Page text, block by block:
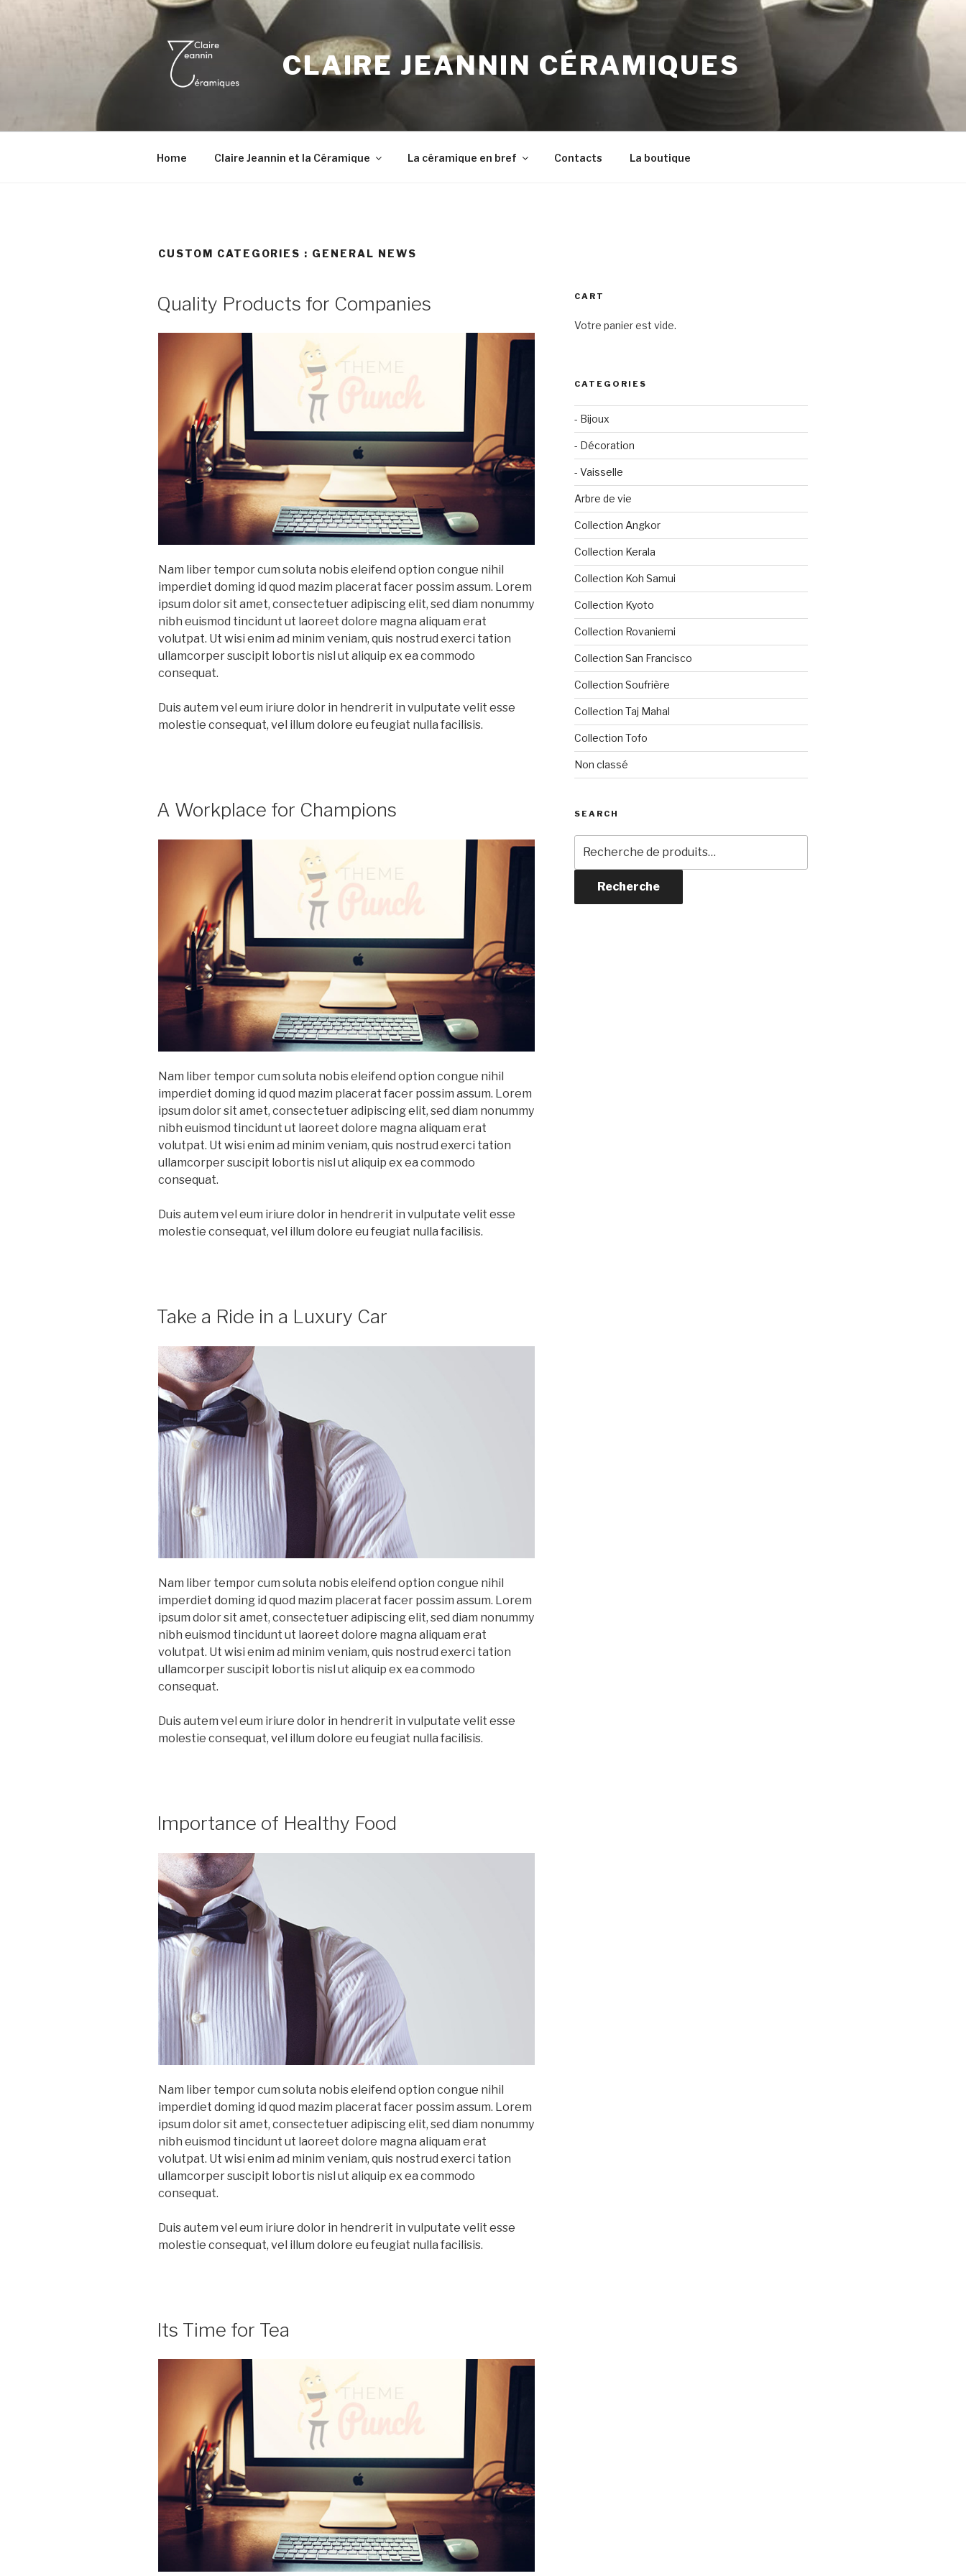
CLAIRE JEANNIN CÉRAMIQUES
Home Claire Jeannin et la Céramique La céramique en bref Contacts La boutique
CUSTOM CATEGORIES : GENERAL NEWS
Quality Products for Companies
Nam liber tempor cum soluta nobis eleifend option congue nihil
imperdiet doming id quod mazim placerat facer possim assum. Lorem
ipsum dolor sit amet, consectetuer adipiscing elit, sed diam nonummy
nibh euismod tincidunt ut laoreet dolore magna aliquam erat
volutpat. Ut wisi enim ad minim veniam, quis nostrud exerci tation
ullamcorper suscipit lobortis nisl ut aliquip ex ea commodo
consequat.
Duis autem vel eum iriure dolor in hendrerit in vulputate velit esse
molestie consequat, vel illum dolore eu feugiat nulla facilisis.
A Workplace for Champions
Nam liber tempor cum soluta nobis eleifend option congue nihil
imperdiet doming id quod mazim placerat facer possim assum. Lorem
ipsum dolor sit amet, consectetuer adipiscing elit, sed diam nonummy
nibh euismod tincidunt ut laoreet dolore magna aliquam erat
volutpat. Ut wisi enim ad minim veniam, quis nostrud exerci tation
ullamcorper suscipit lobortis nisl ut aliquip ex ea commodo
consequat.
Duis autem vel eum iriure dolor in hendrerit in vulputate velit esse
molestie consequat, vel illum dolore eu feugiat nulla facilisis.
Take a Ride in a Luxury Car
Nam liber tempor cum soluta nobis eleifend option congue nihil
imperdiet doming id quod mazim placerat facer possim assum. Lorem
ipsum dolor sit amet, consectetuer adipiscing elit, sed diam nonummy
nibh euismod tincidunt ut laoreet dolore magna aliquam erat
volutpat. Ut wisi enim ad minim veniam, quis nostrud exerci tation
ullamcorper suscipit lobortis nisl ut aliquip ex ea commodo
consequat.
Duis autem vel eum iriure dolor in hendrerit in vulputate velit esse
molestie consequat, vel illum dolore eu feugiat nulla facilisis.
Importance of Healthy Food
Nam liber tempor cum soluta nobis eleifend option congue nihil
imperdiet doming id quod mazim placerat facer possim assum. Lorem
ipsum dolor sit amet, consectetuer adipiscing elit, sed diam nonummy
nibh euismod tincidunt ut laoreet dolore magna aliquam erat
volutpat. Ut wisi enim ad minim veniam, quis nostrud exerci tation
ullamcorper suscipit lobortis nisl ut aliquip ex ea commodo
consequat.
Duis autem vel eum iriure dolor in hendrerit in vulputate velit esse
molestie consequat, vel illum dolore eu feugiat nulla facilisis.
Its Time for Tea
CART
Votre panier est vide.
CATEGORIES
- Bijoux
- Décoration
- Vaisselle
Arbre de vie
Collection Angkor
Collection Kerala
Collection Koh Samui
Collection Kyoto
Collection Rovaniemi
Collection San Francisco
Collection Soufrière
Collection Taj Mahal
Collection Tofo
Non classé
SEARCH
pour :
Recherche